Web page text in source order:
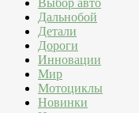
Выбор авто
Дальнобой
Детали
Дороги
Инновации
Мир
Мотоциклы
Новинки